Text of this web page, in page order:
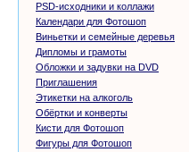
PSD-исходники и коллажи
Календари для Фотошоп
Виньетки и семейные деревья
Дипломы и грамоты
Обложки и задувки на DVD
Приглашения
Этикетки на алкоголь
Обёртки и конверты
Кисти для Фотошоп
Фигуры для Фотошоп